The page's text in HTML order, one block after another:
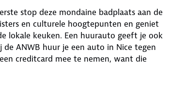
stop deze mondaine badplaats aan de
en culturele hoogtepunten en geniet
lokale keuken. Een huurauto geeft je ook
ANWB huur je een auto in Nice tegen
creditcard mee te nemen, want die